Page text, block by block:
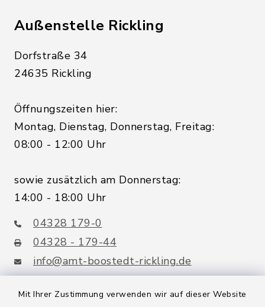
Mit Ihrer Zustimmung verwenden wir auf dieser Website
Außenstelle Rickling
Dorfstraße 34
24635 Rickling
Öffnungszeiten hier:
Montag, Dienstag, Donnerstag, Freitag:
08:00 - 12:00 Uhr
sowie zusätzlich am Donnerstag:
14:00 - 18:00 Uhr
04328 179-0
04328 - 179-44
info@amt-boostedt-rickling.de